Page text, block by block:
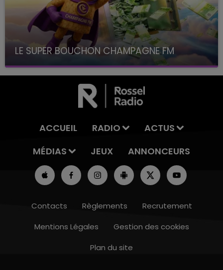
10h00 - 14h00
LE SUPER BOUCHON CHAMPAGNE FM
avec La Famille Champagne FM, à 8H10
ACCUEIL RADIO
ACTUS
MÉDIAS
JEUX ANNONCEURS
Contacts Règlements
Recrutement
Mentions Légales
Gestion des cookies
Plan du site